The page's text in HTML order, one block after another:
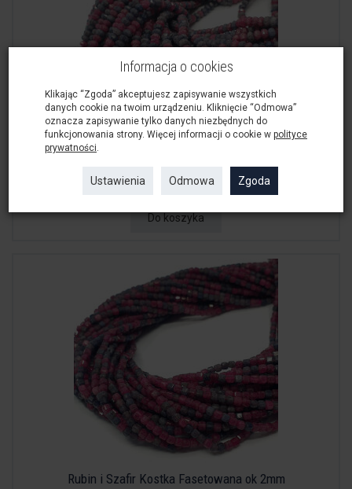
49,00 zł
Do koszyka
Rubin i Szafir Kostka Fasetowana ok 2mm
Informacja o cookies
Klikając “Zgoda” akceptujesz zapisywanie wszystkich
danych cookie na twoim urządzeniu. Kliknięcie “Odmowa”
oznacza zapisywanie tylko danych niezbędnych do
funkcjonowania strony. Więcej informacji o cookie w polityce
prywatności.
Ustawienia Odmowa Zgoda